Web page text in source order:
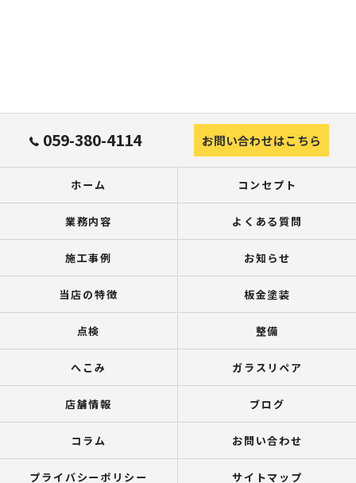
059-380-4114 お問い合わせはこちら
ホーム コンセプト
業務内容 よくある質問
施工事例 お知らせ
当店の特徴 板金塗装
点検 整備
へこみ ガラスリペア
店舗情報 ブログ
コラム お問い合わせ
プライバシーポリシー サイトマップ